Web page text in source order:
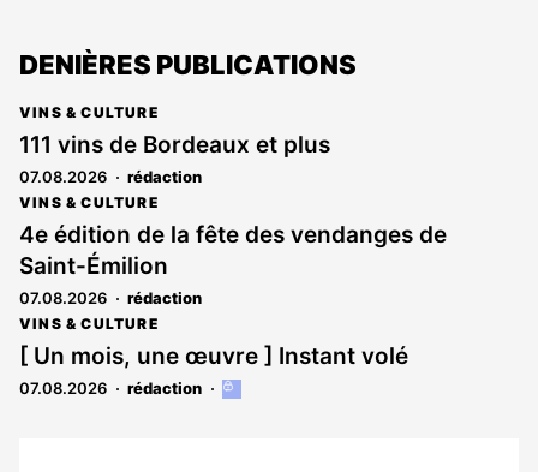
DENIÈRES PUBLICATIONS
VINS & CULTURE
111 vins de Bordeaux et plus
07.08.2026 rédaction
VINS & CULTURE
4e édition de la fête des vendanges de
Saint-Émilion
07.08.2026 rédaction
VINS & CULTURE
[ Un mois, une œuvre ] Instant volé
07.08.2026 rédaction
Cet